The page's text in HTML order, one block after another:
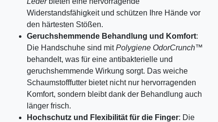
Widerstandsfähigkeit und schützen Ihre Hände vor
den härtesten Stößen.
Geruchshemmende Behandlung und Komfort:
Die Handschuhe sind mitPolygiene OdorCrunch™
behandelt, was für eine antibakterielle und
geruchshemmende Wirkung sorgt. Das weiche
Schaumstofffutter bietet nicht nur hervorragenden
Komfort, sondern bleibt dank der Behandlung auch
länger frisch.
Hochschutz und Flexibilität für die Finger: Die